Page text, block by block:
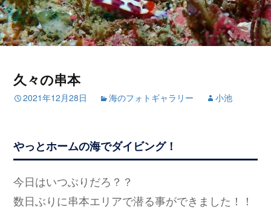
久々の串本
2021年12月28日 海のフォトギャラリー 小池
やっとホームの海でダイビング！
今日はいつぶりだろ？？
数日ぶりに串本エリアで潜る事ができました！！